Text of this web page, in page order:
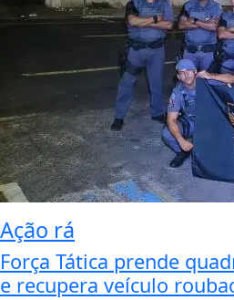
Ação rá
Força Tática prende
e recupera veículo